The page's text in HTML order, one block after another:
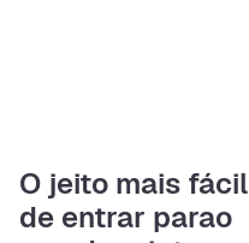
O jeito mais fácil
de entrar parao